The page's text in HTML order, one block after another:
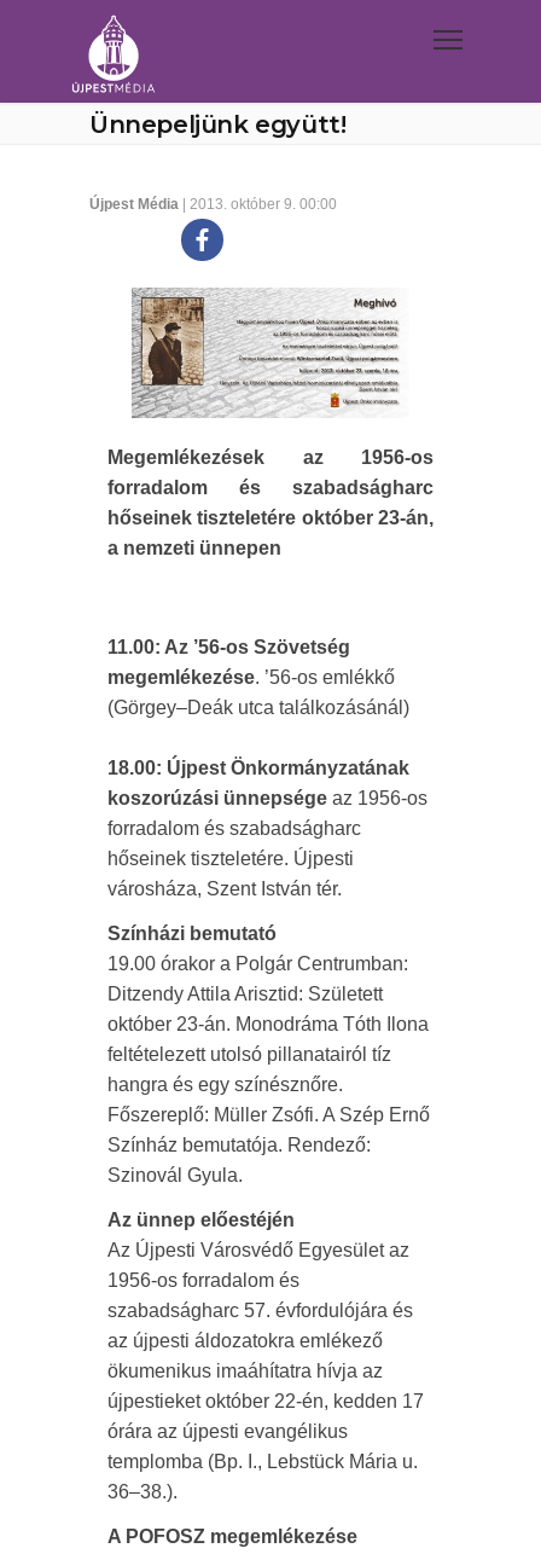
Ünnepeljünk együtt!
Újpest Média | 2013. október 9. 00:00
Megemlékezések az 1956-os
forradalom és szabadságharc
hőseinek tiszteletére október 23-án,
a nemzeti ünnepen
11.00: Az ’56-os Szövetség
megemlékezése. ’56-os emlékkő
(Görgey–Deák utca találkozásánál)
18.00: Újpest Önkormányzatának
koszorúzási ünnepsége az 1956-os
forradalom és szabadságharc
hőseinek tiszteletére. Újpesti
városháza, Szent István tér.
Színházi bemutató
19.00 órakor a Polgár Centrumban:
Ditzendy Attila Arisztid: Született
október 23-án. Monodráma Tóth Ilona
feltételezett utolsó pillanatairól tíz
hangra és egy színésznőre.
Főszereplő: Müller Zsófi. A Szép Ernő
Színház bemutatója. Rendező:
Szinovál Gyula.
Az ünnep előestéjén
Az Újpesti Városvédő Egyesület az
1956-os forradalom és
szabadságharc 57. évfordulójára és
az újpesti áldozatokra emlékező
ökumenikus imaáhítatra hívja az
újpestieket október 22-én, kedden 17
órára az újpesti evangélikus
templomba (Bp. I., Lebstück Mária u.
36–38.).
A POFOSZ megemlékezése